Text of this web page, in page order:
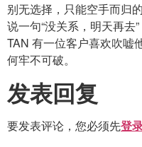
别无选择，只能空手而归
说一句“没关系，明天再去
TAN 有一位客户喜欢吹嘘
何牢不可破。
发表回复
要发表评论，您必须先登